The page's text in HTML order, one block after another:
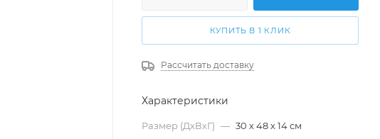
КУПИТЬ В 1 КЛИК
Рассчитать доставку
Характеристики
Размер (ДхВхГ) — 30 х 48 х 14 см